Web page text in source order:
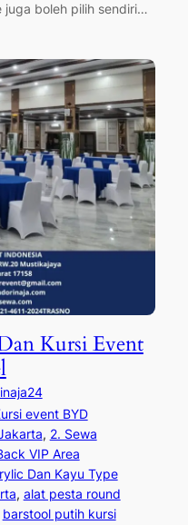
juga boleh pilih sendiri…
Kursi Event
event BYD
, 2. Sewa
VIP Area
Dan Kayu Type
, alat pesta round
barstool putih kursi